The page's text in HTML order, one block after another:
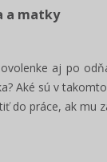
a matky
aj po
Aké sú v
do práce, ak mu